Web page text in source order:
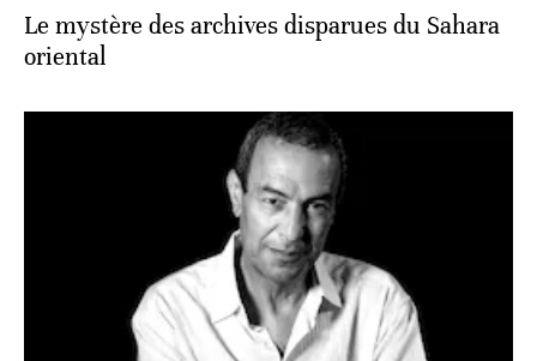
Le mystère des archives disparues du Sahara
oriental